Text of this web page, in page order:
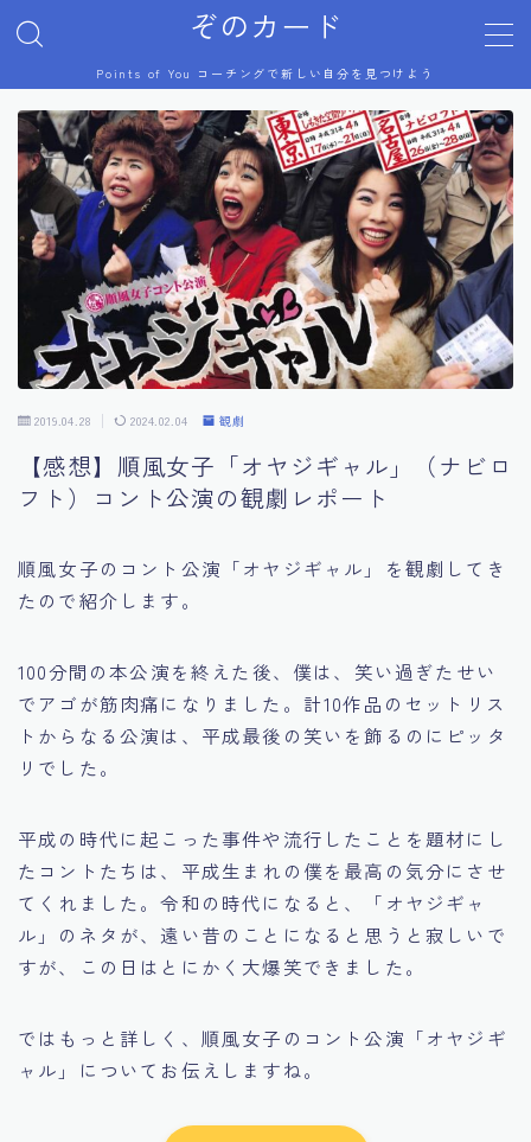
ぞのカード
Points of You コーチングで新しい自分を見つけよう
MENU
プロフィール
Points of You
コーチング体験談
美術展
芸術祭
ジブリ
食・旅
2019.04.28 2024.02.04 観劇
【感想】順風女子「オヤジギャル」（ナビロ
フト）コント公演の観劇レポート
順風女子のコント公演「オヤジギャル」を観劇してき
たので紹介します。
100分間の本公演を終えた後、僕は、笑い過ぎたせい
でアゴが筋肉痛になりました。計10作品のセットリス
トからなる公演は、平成最後の笑いを飾るのにピッタ
リでした。
平成の時代に起こった事件や流行したことを題材にし
たコントたちは、平成生まれの僕を最高の気分にさせ
てくれました。令和の時代になると、「オヤジギャ
ル」のネタが、遠い昔のことになると思うと寂しいで
すが、この日はとにかく大爆笑できました。
ではもっと詳しく、順風女子のコント公演「オヤジギ
ャル」についてお伝えしますね。